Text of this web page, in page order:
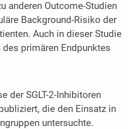
anderen Outcome-Studien
Background-Risiko der
Auch in dieser Studie
primären Endpunktes
der SGLT-2-Inhibitoren
die den Einsatz in
untersuchte.